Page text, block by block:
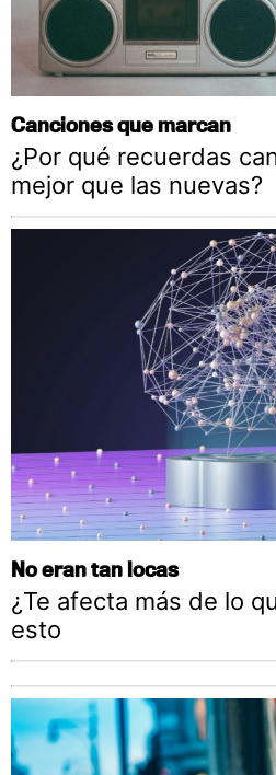
Canciones que marcan
¿Por qué recuerdas
mejor que las nuevas?
No eran tan locas
¿Te afecta más de lo
esto